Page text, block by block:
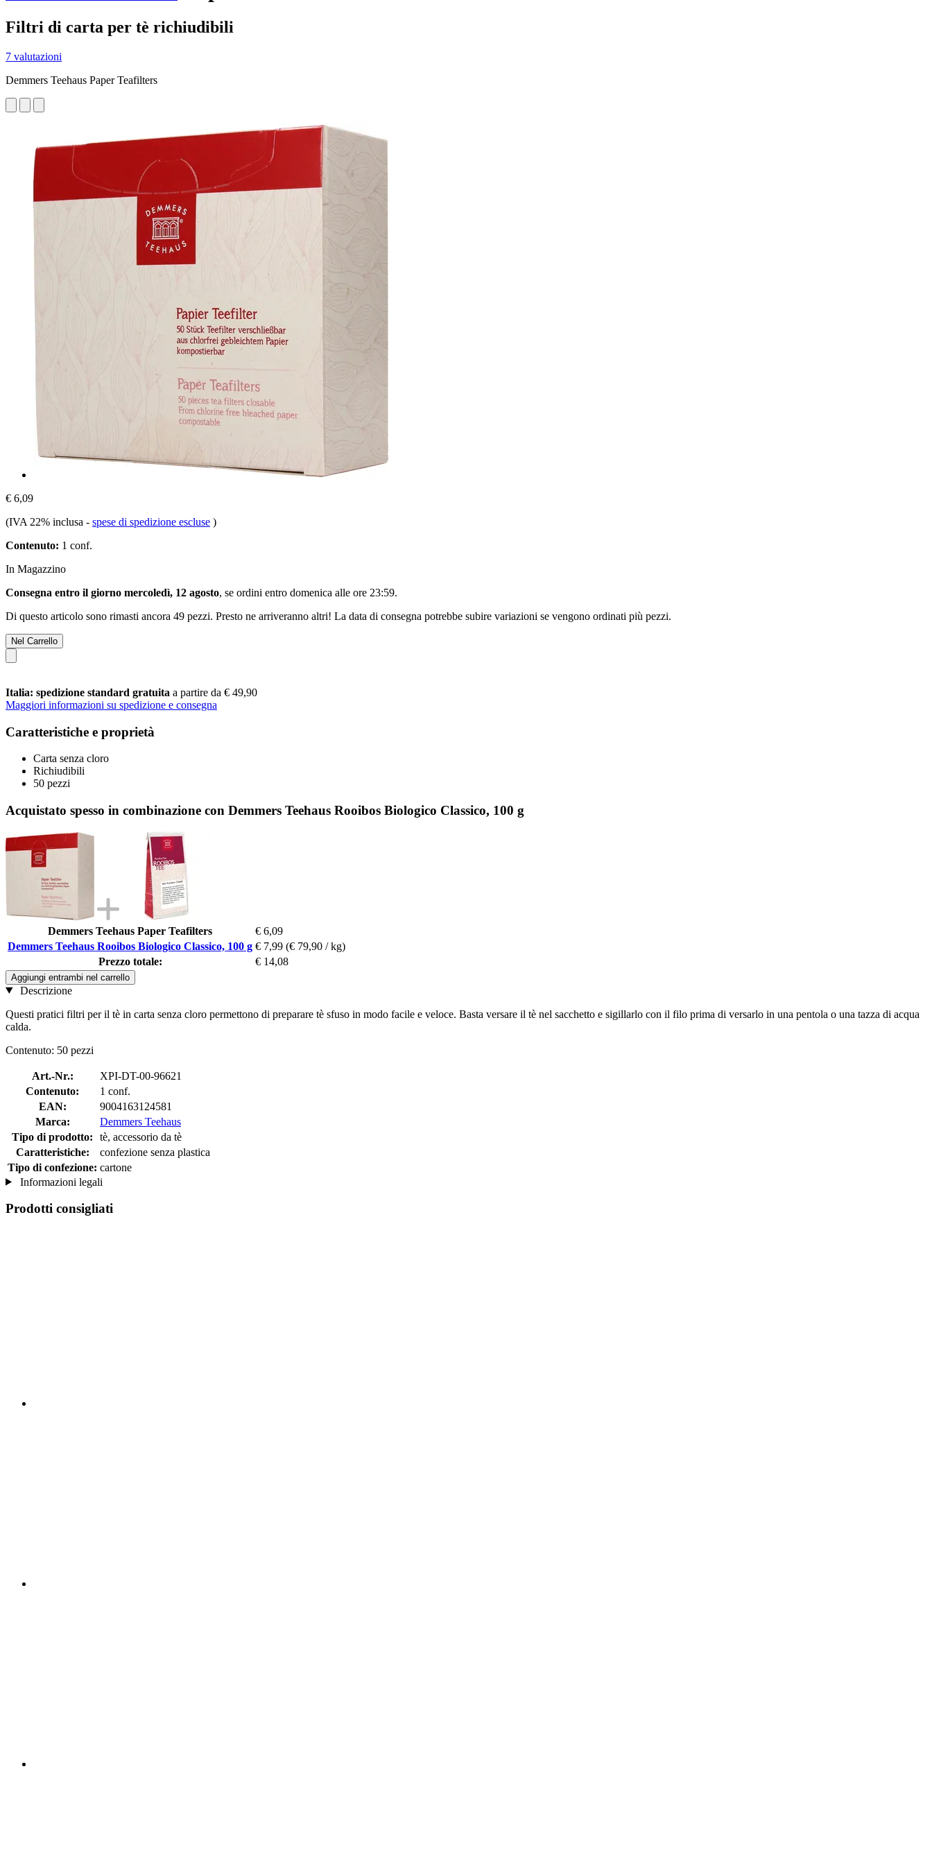
Filtri di carta per tè richiudibili
7 valutazioni
Demmers Teehaus Paper Teafilters
€ 6,09
(IVA 22% inclusa - spese di spedizione escluse )
Contenuto: 1 conf.
In Magazzino
Consegna entro il giorno mercoledì, 12 agosto, se ordini entro domenica alle ore 23:59.
Di questo articolo sono rimasti ancora 49 pezzi. Presto ne arriveranno altri! La data di consegna potrebbe subire variazioni se vengono ordinati più pezzi.
Nel Carrello
Italia: spedizione standard gratuita a partire da € 49,90
Maggiori informazioni su spedizione e consegna
Caratteristiche e proprietà
Carta senza cloro
Richiudibili
50 pezzi
Acquistato spesso in combinazione con Demmers Teehaus Rooibos Biologico Classico, 100 g
Demmers Teehaus Paper Teafilters
€ 6,09
Demmers Teehaus Rooibos Biologico Classico, 100 g € 7,99 (€ 79,90 / kg)
Prezzo totale:
€ 14,08
Aggiungi entrambi nel carrello
Descrizione
Questi pratici filtri per il tè in carta senza cloro permettono di preparare tè sfuso in modo facile e veloce. Basta versare il tè nel sacchetto e sigillarlo con il filo prima di versarlo in una pentola o una tazza di acqua
calda.
Contenuto: 50 pezzi
Art.-Nr.:
XPI-DT-00-96621
Contenuto:
1 conf.
EAN:
9004163124581
Marca:
Demmers Teehaus
Tipo di prodotto:
tè, accessorio da tè
Caratteristiche:
confezione senza plastica
Tipo di confezione: cartone
Informazioni legali
Prodotti consigliati